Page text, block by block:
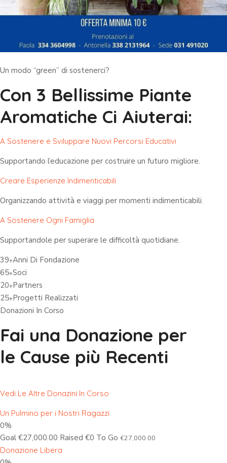
Un modo “green” di sostenerci?
Con 3 Bellissime Piante
Aromatiche Ci Aiuterai:
A Sostenere e Sviluppare Nuovi Percorsi Educativi
Supportando l’educazione per costruire un futuro migliore.
Creare Esperienze Indimenticabili
Organizzando attività e viaggi per momenti indimenticabili.
A Sostenere Ogni Famiglia
Supportandole per superare le difficoltà quotidiane.
39+Anni Di Fondazione
65+Soci
20+Partners
25+Progetti Realizzati
Donazioni In Corso
Fai una Donazione per
le Cause più Recenti
Vedi Le Altre Donazini In Corso
Un Pulmino per i Nostri Ragazzi
0%
Goal €27,000.00 Raised €0 To Go €27,000.00
Donazione Libera